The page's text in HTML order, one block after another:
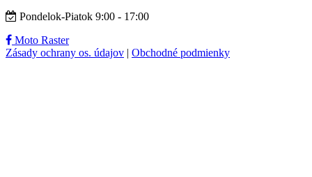
Pondelok-Piatok 9:00 - 17:00
Moto Raster
Zásady ochrany os. údajov | Obchodné podmienky